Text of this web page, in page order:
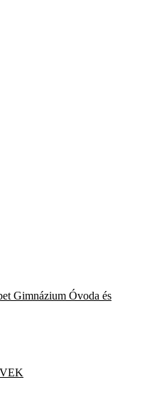
Gimnázium Óvoda és